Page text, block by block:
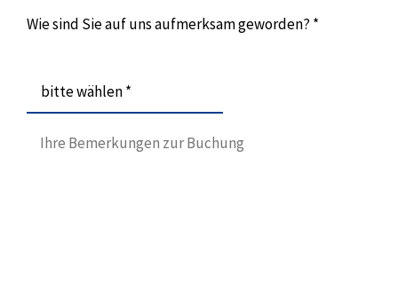
Wie sind Sie auf uns aufmerksam geworden? *
bitte wählen *